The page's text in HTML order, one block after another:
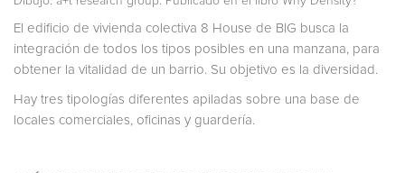
El edificio de vivienda colectiva 8 House de BIG busca la
integración de todos los tipos posibles en una manzana, para
obtener la vitalidad de un barrio. Su objetivo es la diversidad.
Hay tres tipologías diferentes apiladas sobre una base de
locales comerciales, oficinas y guardería.